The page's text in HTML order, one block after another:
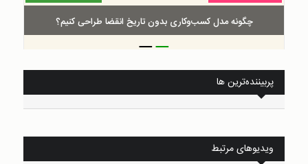
چگونه مدل کسب‌و‌کاری بدون تاریخ انقضا طراحی کنیم؟
__
پربیننده‌ترین ها
ویدیوهای مرتبط